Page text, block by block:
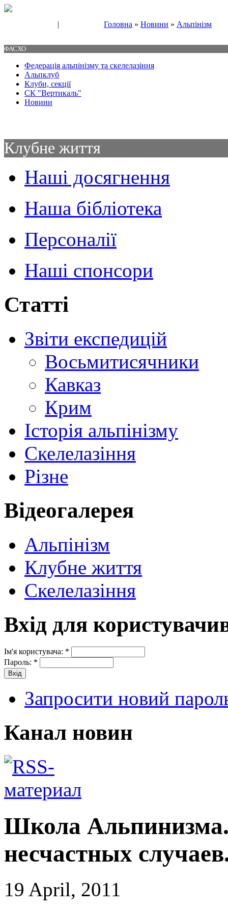
| Головна » Новини » Альпінізм
ФАСХО
Федерація альпінізму та скелелазіння
Альпклуб
Клуби, секції
СК "Вертикаль"
Новини
Клубне життя
Наші досягнення
Наша бібліотека
Персоналії
Наші спонсори
Статті
Звіти експедицій
Восьмитисячники
Кавказ
Крим
Історія альпінізму
Скелелазіння
Різне
Відеогалерея
Альпінізм
Клубне життя
Скелелазіння
Вхід для
Ім'я користувача: *
Пароль: *
Запросити новий
Канал новин
Школа
несчастных
19 April, 2011